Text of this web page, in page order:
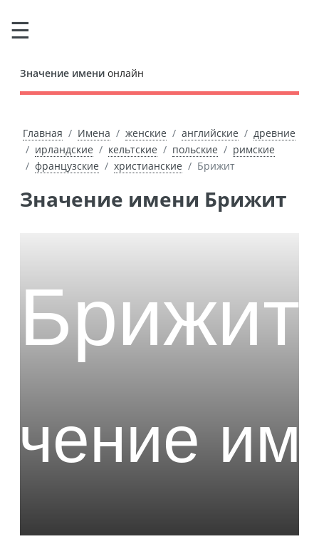
Значение имени онлайн
Главная Имена женские английские
древние
ирландские
кельтские польские
римские
французские
христианские Брижит
Значение имени Брижит